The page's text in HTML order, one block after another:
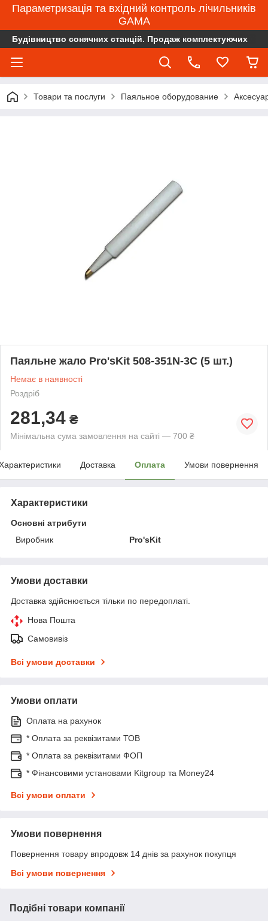
Параметризація та вхідний контроль лічильників
GAMA
Будівництво сонячних станцій. Продаж комплектуючих
Товари та послуги Паяльное оборудование
Паяльне жало Pro'sKit 508-351N-3C (5 шт.)
Немає в наявності
Роздріб
281,34 ₴
Мінімальна сума замовлення на сайті — 700 ₴
Доставка Оплата Умови повернення
Характеристики
Основні атрибути
Виробник
Pro'sKit
Умови доставки
Доставка здійснюється тільки по передоплаті.
Нова Пошта
Самовивіз
Всі умови доставки
Умови оплати
Оплата на рахунок
* Оплата за реквізитами ТОВ
* Оплата за реквізитами ФОП
* Фінансовими установами Kitgroup та Money24
Всі умови оплати
Умови повернення
Повернення товару впродовж 14 днів за рахунок покупця
Всі умови повернення
Подібні товари компанії